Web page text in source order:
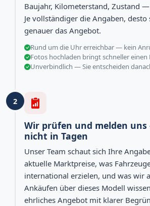
Baujahr, Kilometerstand, Zustand
Je vollständiger die Angaben,
genauer das Angebot.
Rund um die Uhr erreichbar — kein
Fotos hochladen bringt schneller einen
Unverbindlich — Sie entscheiden
2
Wir prüfen und melden
nicht in Tagen
Unser Team schaut sich Ihre
aktuelle Marktpreise, was
international erzielen, und was wir
Ankäufen über dieses Modell
ehrliches Angebot mit klarer